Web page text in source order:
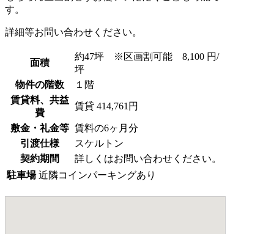
す。
詳細等お問い合わせください。
面積
約47坪 ※区画割可能 8,100 円/
坪
物件の階数
１階
賃貸料、共益
費
賃貸 414,761円
敷金・礼金等 賃料の6ヶ月分
引渡仕様
スケルトン
契約期間
詳しくはお問い合わせください。
駐車場 近隣コインパーキングあり